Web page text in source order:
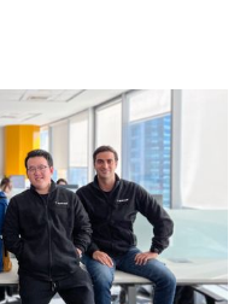
ilustra el sentimiento.